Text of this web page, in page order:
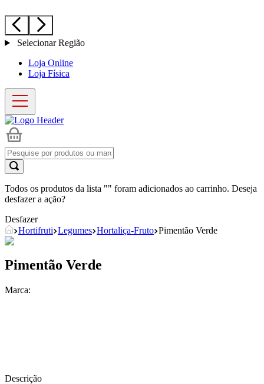
Selecionar Região
Loja Online
Loja Física
Todos os produtos da lista "" foram adicionados ao carrinho. Deseja
desfazer a ação?
Desfazer
Hortifruti Legumes Hortaliça-Fruto Pimentão Verde
Pimentão Verde
Marca:
Descrição